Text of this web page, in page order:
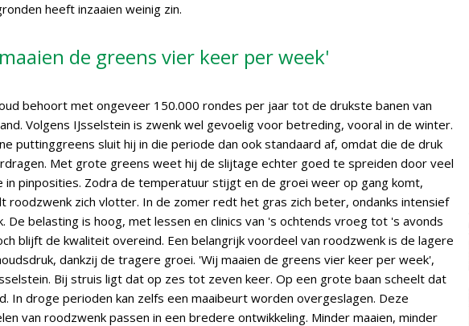
heeft inzaaien weinig zin.
de greens vier keer per week'
behoort met ongeveer 150.000 rondes per jaar tot de drukste banen van
Volgens IJsselstein is zwenk wel gevoelig voor betreding, vooral in de winter.
puttinggreens sluit hij in die periode dan ook standaard af, omdat die de druk
Met grote greens weet hij de slijtage echter goed te spreiden door veel
in pinposities. Zodra de temperatuur stijgt en de groei weer op gang komt,
roodzwenk zich vlotter. In de zomer redt het gras zich beter, ondanks intensief
De belasting is hoog, met lessen en clinics van 's ochtends vroeg tot 's avonds
blijft de kwaliteit overeind. Een belangrijk voordeel van roodzwenk is de lagere
dankzij de tragere groei. 'Wij maaien de greens vier keer per week',
Bij struis ligt dat op zes tot zeven keer. Op een grote baan scheelt dat
In droge perioden kan zelfs een maaibeurt worden overgeslagen. Deze
van roodzwenk passen in een bredere ontwikkeling. Minder maaien, minder